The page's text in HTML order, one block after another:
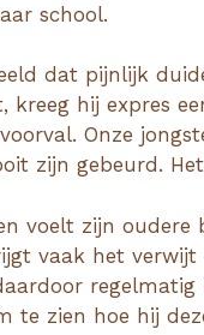
school.
dat pijnlijk
kreeg hij expres
Onze
zijn gebeurd.
voelt zijn
vaak het
te zien hoe hij